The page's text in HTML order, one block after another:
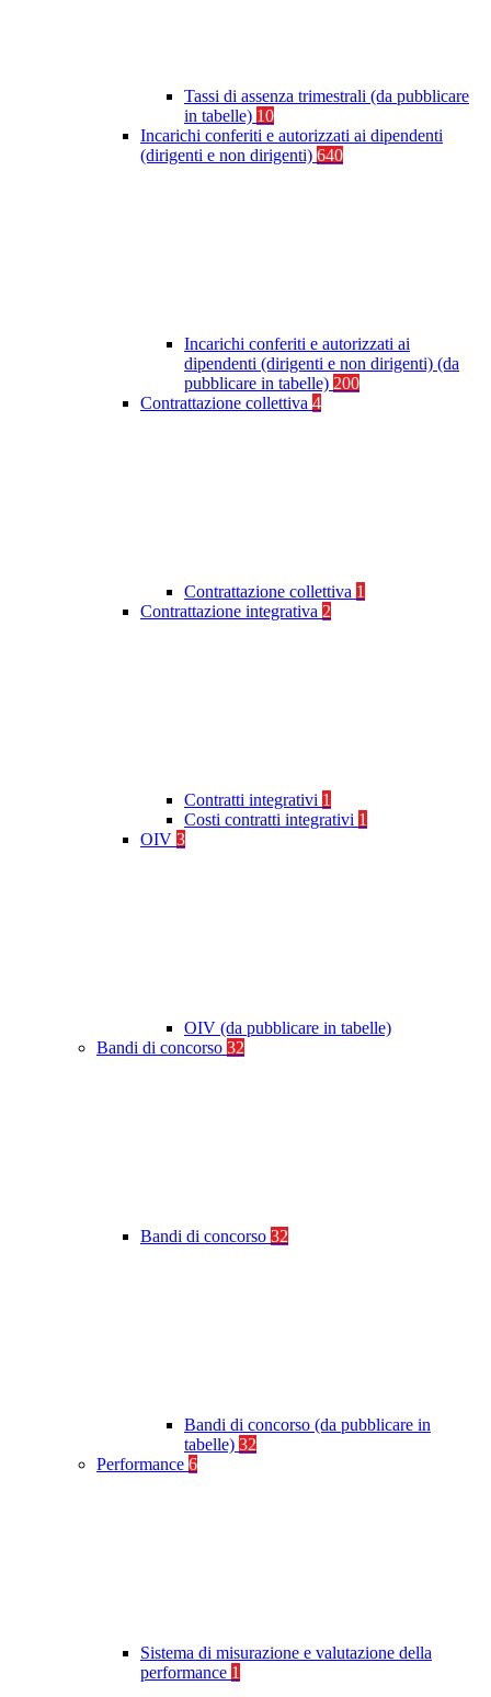
Tassi di assenza trimestrali (da pubblicare
in tabelle) 10
Incarichi conferiti e autorizzati ai dipendenti
(dirigenti e non dirigenti) 640
Incarichi conferiti e autorizzati ai
dipendenti (dirigenti e non dirigenti) (da
pubblicare in tabelle) 200
Contrattazione collettiva 4
Contrattazione collettiva 1
Contrattazione integrativa 2
Contratti integrativi 1
Costi contratti integrativi 1
OIV 3
OIV (da pubblicare in tabelle)
Bandi di concorso 32
Bandi di concorso 32
Bandi di concorso (da pubblicare in
tabelle) 32
Performance 6
Sistema di misurazione e valutazione della
performance 1